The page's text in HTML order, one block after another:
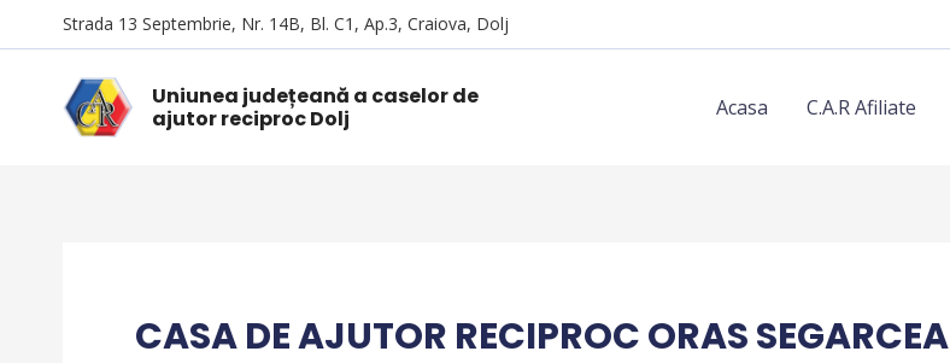
Strada 13 Septembrie, Nr. 14B, Bl. C1, Ap.3, Craiova, Dolj
Uniunea județeană a caselor de
ajutor reciproc Dolj
Acasa C.A.R Afiliate
CASA DE AJUTOR RECIPROC ORAS SEGARCEA